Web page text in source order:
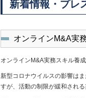
新着情報・プレ
オンラインM&A実
オンラインM&A実務スキル養
新型コロナウイルスの影響は
すが、活動の制限が緩和される